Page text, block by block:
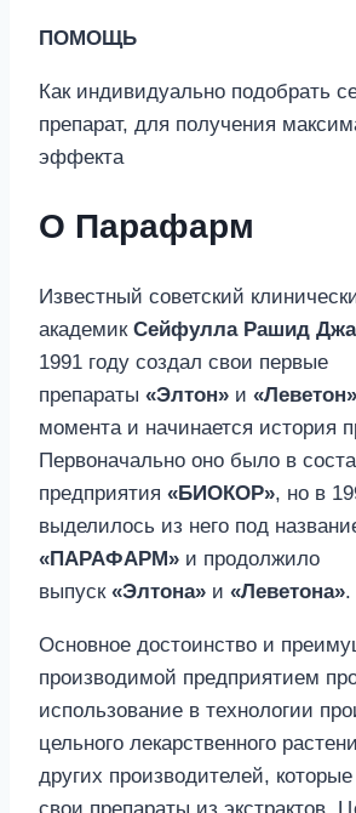
ПОМОЩЬ
Как индивидуально подобрать
препарат, для получения
эффекта
О Парафарм
Известный советский
академик Сейфулла Рашид
1991 году создал свои первые
препараты «Элтон» и «Леветон»
момента и начинается история
Первоначально оно было в
предприятия «БИОКОР», но в
выделилось из него под
«ПАРАФАРМ» и продолжило
выпуск «Элтона» и «Леветона».
Основное достоинство и
производимой предприятием
использование в технологии
цельного лекарственного
других производителей,